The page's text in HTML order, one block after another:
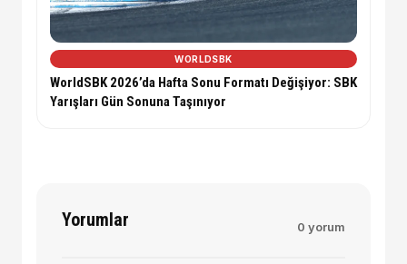
WORLDSBK
WorldSBK 2026’da Hafta Sonu Formatı Değişiyor: SBK
Yarışları Gün Sonuna Taşınıyor
Yorumlar 0 yorum